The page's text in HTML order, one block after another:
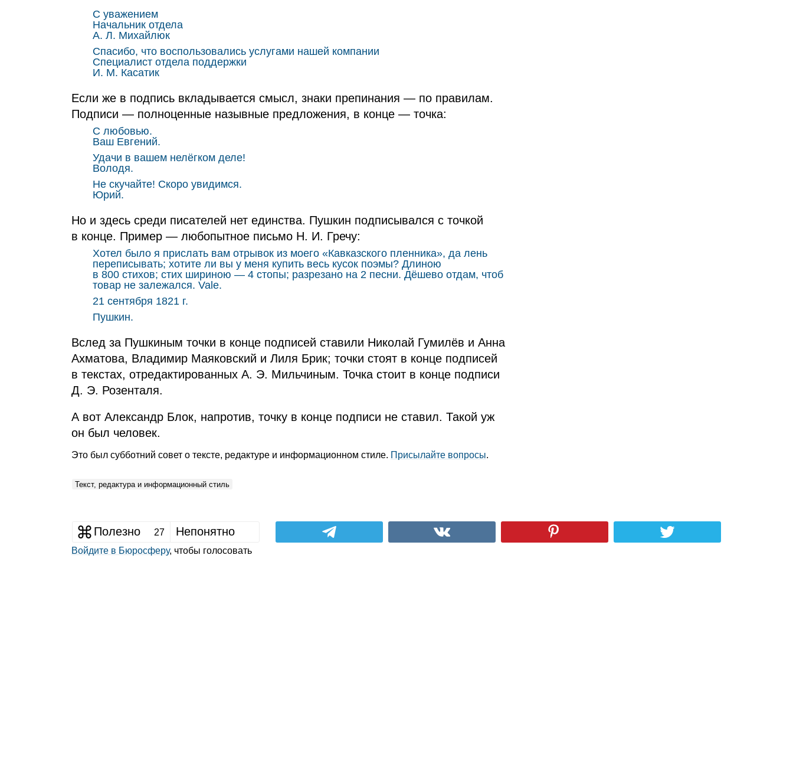
С уважением
Начальник отдела
А. Л. Михайлюк
Спасибо, что воспользовались услугами нашей компании
Специалист отдела поддержки
И. М. Касатик
Если же в подпись вкладывается смысл, знаки препинания — по правилам.
Подписи — полноценные назывные предложения, в конце — точка:
С любовью.
Ваш Евгений.
Удачи в вашем нелёгком деле!
Володя.
Не скучайте! Скоро увидимся.
Юрий.
Но и здесь среди писателей нет единства. Пушкин подписывался с точкой
в конце. Пример — любопытное письмо Н. И. Гречу:
Хотел было я прислать вам отрывок из моего «Кавказского пленника», да лень
переписывать; хотите ли вы у меня купить весь кусок поэмы? Длиною
в 800 стихов; стих шириною — 4 стопы; разрезано на 2 песни. Дёшево отдам, чтоб
товар не залежался. Vale.
21 сентября 1821 г.
Пушкин.
Вслед за Пушкиным точки в конце подписей ставили Николай Гумилёв и Анна
Ахматова, Владимир Маяковский и Лиля Брик; точки стоят в конце подписей
в текстах, отредактированных А. Э. Мильчиным. Точка стоит в конце подписи
Д. Э. Розенталя.
А вот Александр Блок, напротив, точку в конце подписи не ставил. Такой уж
он был человек.
Это был субботний совет о тексте, редактуре и информационном стиле. Присылайте вопросы.
Текст, редактура и информационный стиль
Полезно 27 Непонятно
Войдите в Бюросферу, чтобы голосовать